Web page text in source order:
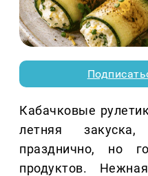
Кабачковые
летняя
празднично, но
продуктов.